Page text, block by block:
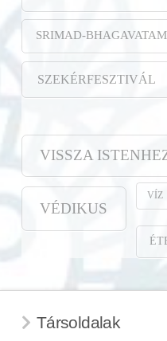
SRIMAD-BHAGAVATAM
SZEKÉRFESZTIVÁL
VISSZA
VÉDIKUS
VÍZ
Társoldalak